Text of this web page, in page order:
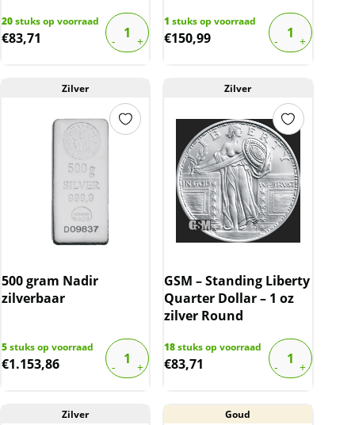
20stuks op voorraad
€83,71
1 stuks op voorraad
€150,99
Zilver
500 gram Nadir
zilverbaar
5stuks op voorraad
€1.153,86
Zilver
GSM – Standing Liberty
Quarter Dollar – 1 oz
zilver Round
18stuks op voorraad
€83,71
Zilver Goud